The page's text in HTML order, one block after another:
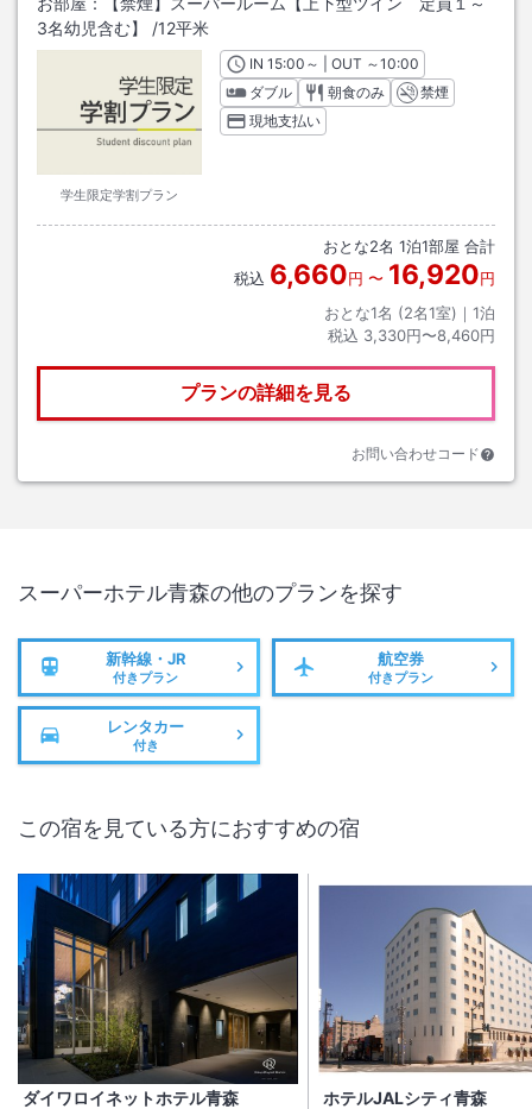
3名幼児含む】
/12平米
学生限定学割プラン
INチェックイン
15:00 ～ | OUT チェックアウト
～10:00
ダブル
朝食のみ
禁煙
現地支払い
おとな2名 1泊1部屋 合計
税込 6,660円 〜 16,920円
おとな1名 (2名1室)｜ 1泊
税込 3,330円〜8,460円
プランの詳細を見る
お問い合わせコード
スーパーホテル青森の他のプランを探す
新幹線・JR
付きプラン
航空券
付きプラン
レンタカー
付き
この宿を見ている方におすすめの宿
ダイワロイネットホテル青森 ホテルJALシティ青森